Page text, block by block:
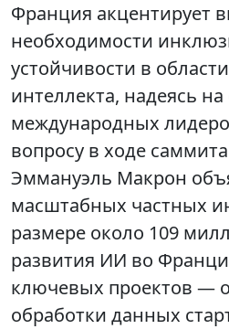
Франция акцентирует
необходимости
устойчивости в
интеллекта, надеясь на
международных
вопросу в ходе
Эммануэль Макрон
масштабных частных
размере около 109
развития ИИ во
ключевых проектов —
обработки данных